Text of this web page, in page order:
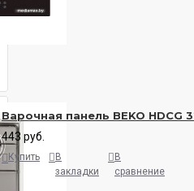
Варочная панель BEKO HDCG
443 руб.
Купить
В
закладки
В
сравнение